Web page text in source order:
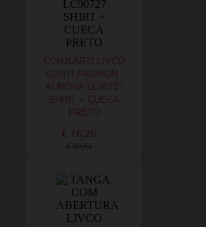
CONJUNTO LIVCO
CORTI FASHION -
AURORA LC90727
SHIRT + CUECA
PRETO
€ 16,26
€ 19,51